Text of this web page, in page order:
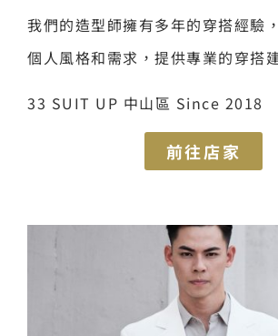
我們的造型師擁有多年的穿搭經驗
個人風格和需求，提供專業的穿搭
33 SUIT UP 中山區 Since 2018
前往店家